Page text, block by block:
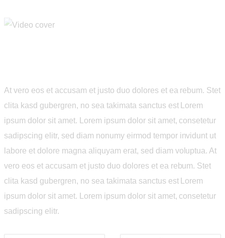
At vero eos et accusam et justo duo dolores et ea rebum. Stet
clita kasd gubergren, no sea takimata sanctus est Lorem
ipsum dolor sit amet. Lorem ipsum dolor sit amet, consetetur
sadipscing elitr, sed diam nonumy eirmod tempor invidunt ut
labore et dolore magna aliquyam erat, sed diam voluptua. At
vero eos et accusam et justo duo dolores et ea rebum. Stet
clita kasd gubergren, no sea takimata sanctus est Lorem
ipsum dolor sit amet. Lorem ipsum dolor sit amet, consetetur
sadipscing elitr.